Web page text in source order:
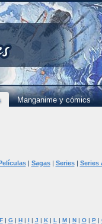
Manganime y cómics
| Sagas| Series| Series
F| G| H| I | J | K| L | M| N| O| P|